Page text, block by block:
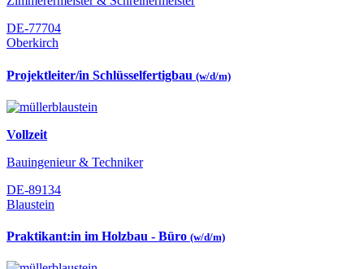
DE-77704
Oberkirch
Projektleiter/in Schlüsselfertigbau (w/d/m)
Vollzeit
Bauingenieur & Techniker
DE-89134
Blaustein
Praktikant:in im Holzbau - Büro (w/d/m)